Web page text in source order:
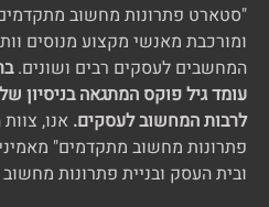
ומורכבת מאנשי מקצוע מנוסים
המחשבים לעסקים רבים ושונים.
לרבות המחשוב לעסקים. אנו,
פתרונות מחשוב מתקדמים"
ובית העסק ובניית פתרונות